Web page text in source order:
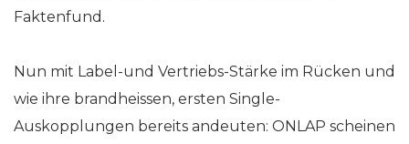
Faktenfund.
Nun mit Label-und Vertriebs-Stärke im Rücken und
wie ihre brandheissen, ersten Single-
Auskopplungen bereits andeuten: ONLAP scheinen